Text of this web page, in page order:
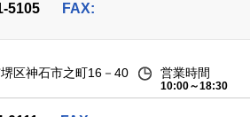
5105 FAX:
区神石市之町16－40 営業時間
10:00～18:30